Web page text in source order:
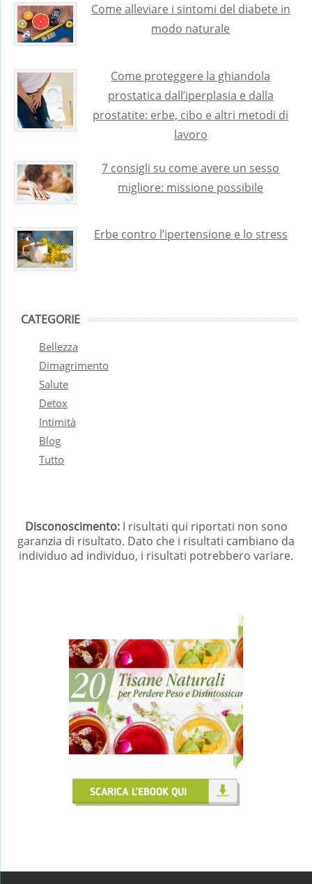
Come alleviare i sintomi del diabete in
modo naturale
Come proteggere la ghiandola
prostatica dall’iperplasia e dalla
prostatite: erbe, cibo e altri metodi di
lavoro
7 consigli su come avere un sesso
migliore: missione possibile
Erbe contro l’ipertensione e lo stress
CATEGORIE
Bellezza
Dimagrimento
Salute
Detox
Intimità
Blog
Tutto
Disconoscimento:I risultati qui riportati non sono
garanzia di risultato. Dato che i risultati cambiano da
individuo ad individuo, i risultati potrebbero variare.